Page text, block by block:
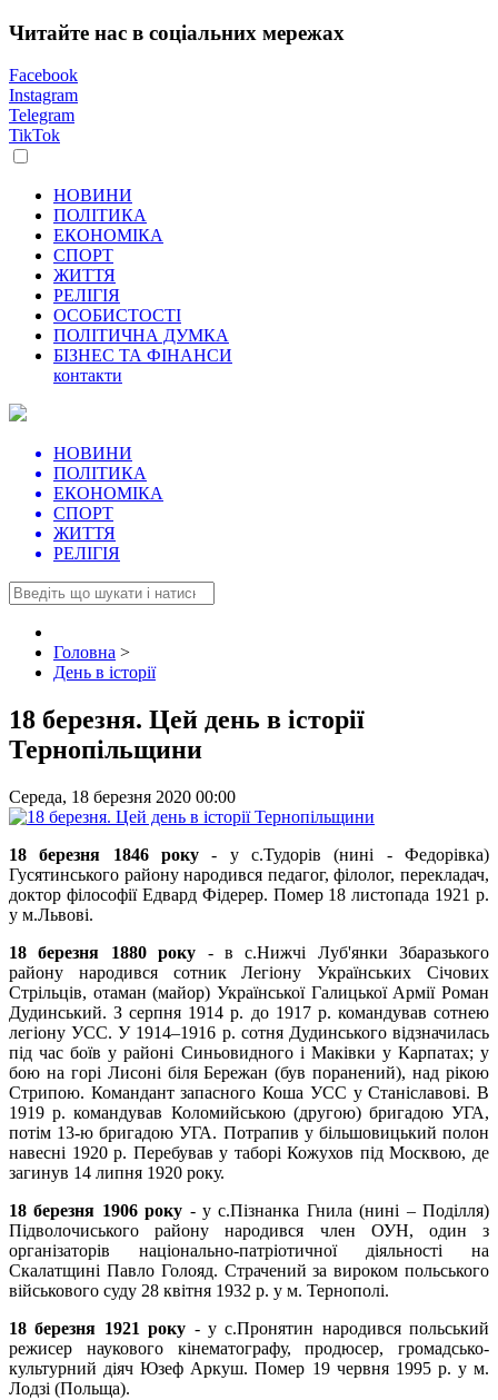
Читайте нас в соціальних мережах
Facebook
Instagram
Telegram
TikTok
НОВИНИ
ПОЛІТИКА
ЕКОНОМІКА
СПОРТ
ЖИТТЯ
РЕЛІГІЯ
ОСОБИСТОСТІ
ПОЛІТИЧНА ДУМКА
БІЗНЕС ТА ФІНАНСИ
контакти
НОВИНИ
ПОЛІТИКА
ЕКОНОМІКА
СПОРТ
ЖИТТЯ
РЕЛІГІЯ
Головна >
День в історії
18 березня. Цей день в історії
Тернопільщини
Середа, 18 березня 2020 00:00
18 березня 1846 року - у с.Тудорів (нині - Федорівка)
Гусятинського району народився педагог, філолог, перекладач,
доктор філософії Едвард Фідерер. Помер 18 листопада 1921 р.
у м.Львові.
18 березня 1880 року - в с.Нижчі Луб'янки Збаразького
району народився сотник Легіону Українських Січових
Стрільців, отаман (майор) Української Галицької Армії Роман
Дудинський. З серпня 1914 р. до 1917 р. командував сотнею
легіону УСС. У 1914–1916 р. сотня Дудинського відзначилась
під час боїв у районі Синьовидного і Маківки у Карпатах; у
бою на горі Лисоні біля Бережан (був поранений), над рікою
Стрипою. Командант запасного Коша УСС у Станіславові. В
1919 р. командував Коломийською (другою) бригадою УГА,
потім 13-ю бригадою УГА. Потрапив у більшовицький полон
навесні 1920 р. Перебував у таборі Кожухов під Москвою, де
загинув 14 липня 1920 року.
18 березня 1906 року - у с.Пізнанка Гнила (нині – Поділля)
Підволочиського району народився член ОУН, один з
організаторів національно-патріотичної діяльності на
Скалатщині Павло Голояд. Страчений за вироком польського
військового суду 28 квітня 1932 р. у м. Тернополі.
18 березня 1921 року - у с.Пронятин народився польський
режисер наукового кінематографу, продюсер, громадсько-
культурний діяч Юзеф Аркуш. Помер 19 червня 1995 р. у м.
Лодзі (Польща).